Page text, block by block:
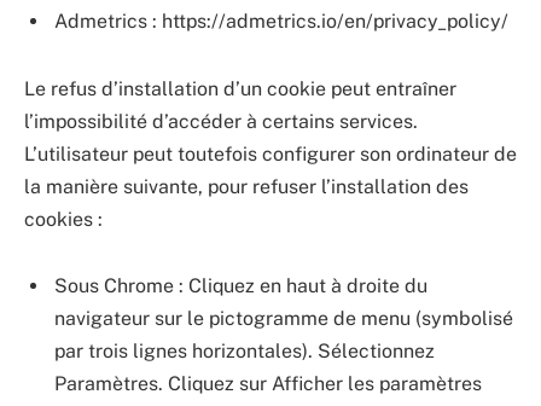
Admetrics : https://admetrics.io/en/privacy_policy/
Le refus d’installation d’un cookie peut entraîner
l’impossibilité d’accéder à certains services.
L’utilisateur peut toutefois configurer son ordinateur de
la manière suivante, pour refuser l’installation des
cookies :
Sous Chrome : Cliquez en haut à droite du
navigateur sur le pictogramme de menu (symbolisé
par trois lignes horizontales). Sélectionnez
Paramètres. Cliquez sur Afficher les paramètres